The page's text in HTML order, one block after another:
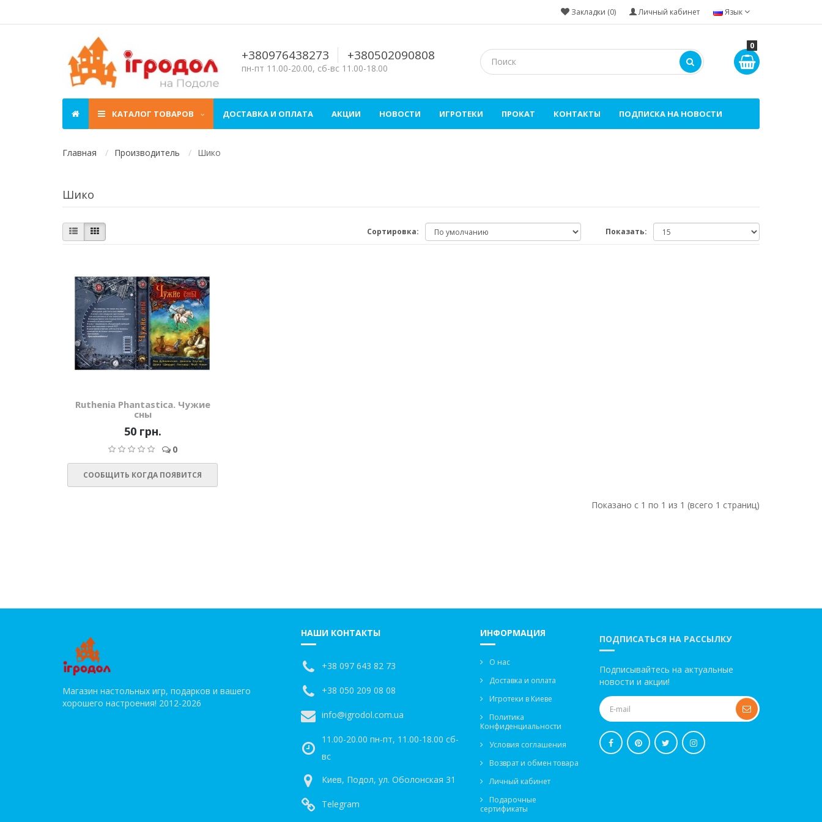
Язык
Личный кабинет
Закладки (0)
+380976438273 +380502090808
пн-пт 11.00-20.00, сб-вс 11.00-18.00
0
КАТАЛОГ ТОВАРОВ ДОСТАВКА И ОПЛАТА АКЦИИ НОВОСТИ ИГРОТЕКИ ПРОКАТ КОНТАКТЫ ПОДПИСКА НА НОВОСТИ
Главная Производитель Шико
Шико
Сортировка: Показать:
Ruthenia Phantastica. Чужие
сны
50 грн.
0
СООБЩИТЬ КОГДА ПОЯВИТСЯ
Показано с 1 по 1 из 1 (всего 1 страниц)
Магазин настольных игр, подарков и вашего
хорошего настроения! 2012-2026
НАШИ КОНТАКТЫ
+38 097 643 82 73
+38 050 209 08 08
info@igrodol.com.ua
11.00-20.00 пн-пт, 11.00-18.00 сб-
вс
Киев, Подол, ул. Оболонская 31
Telegram
ИНФОРМАЦИЯ
О нас
Доставка и оплата
Игротеки в Киеве
Политика
Конфиденциальности
Условия соглашения
Возврат и обмен товара
Личный кабинет
Подарочные
сертификаты
ПОДПИСАТЬСЯ НА РАССЫЛКУ
Подписывайтесь на актуальные
новости и акции!